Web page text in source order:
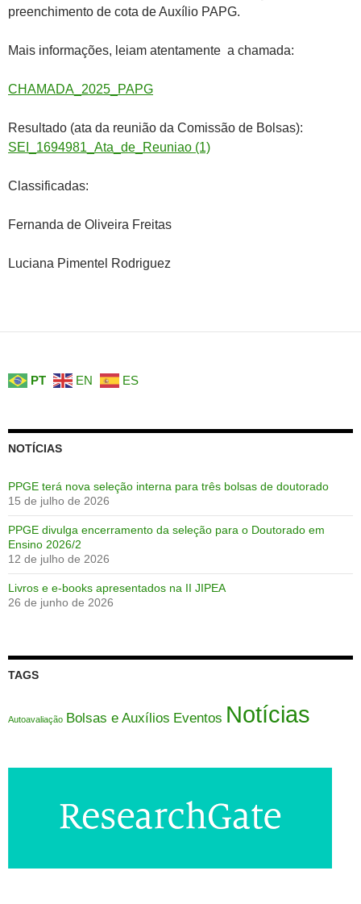
preenchimento de cota de Auxílio PAPG.
Mais informações, leiam atentamente a chamada:
CHAMADA_2025_PAPG
Resultado (ata da reunião da Comissão de Bolsas):
SEI_1694981_Ata_de_Reuniao (1)
Classificadas:
Fernanda de Oliveira Freitas
Luciana Pimentel Rodriguez
PT EN ES
NOTÍCIAS
PPGE terá nova seleção interna para três bolsas de doutorado
15 de julho de 2026
PPGE divulga encerramento da seleção para o Doutorado em
Ensino 2026/2
12 de julho de 2026
Livros e e-books apresentados na II JIPEA
26 de junho de 2026
TAGS
Autoavaliação Bolsas e Auxílios Eventos Notícias